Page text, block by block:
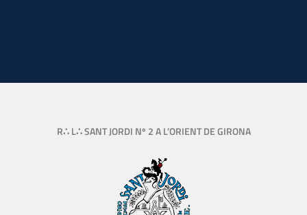
R∴ L∴ SANT JORDI Nº 2 A L’ORIENT DE GIRONA